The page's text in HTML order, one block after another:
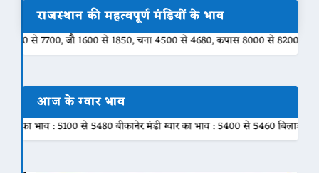
राजस्थान की महत्वपूर्ण मंडियों के भाव
से 1850, चना 4500 से 4680, कपास 8000 से 8200☘️ अनूपगढ़ मंडी के
आज के ग्वार भाव
बीकानेर मंडी ग्वार का भाव : 5400 से 5460 बिलाड़ा मंडी ग्वार